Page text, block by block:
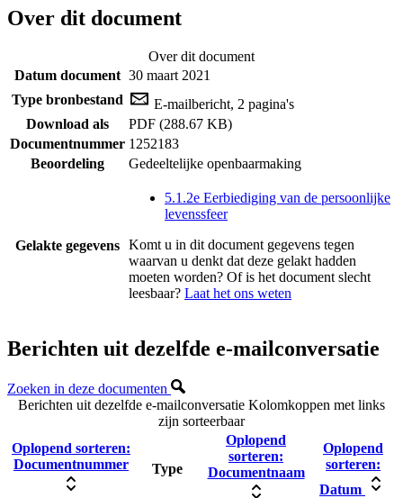
Over dit document
Over dit document
Datum document 30 maart 2021
Type bronbestand
E-mailbericht, 2 pagina's
Download als
PDF (288.67 KB)
Documentnummer 1252183
Beoordeling
Gedeeltelijke openbaarmaking
Gelakte gegevens
5.1.2e Eerbiediging van de persoonlijke
levenssfeer
Komt u in dit document gegevens tegen
waarvan u denkt dat deze gelakt hadden
moeten worden? Of is het document slecht
leesbaar? Laat het ons weten
Berichten uit dezelfde e-mailconversatie
Zoeken in deze documenten
Berichten uit dezelfde e-mailconversatie Kolomkoppen met links
zijn sorteerbaar
Oplopend sorteren:
Documentnummer
Type
Oplopend
sorteren:
Documentnaam
Oplopend
sorteren:
Datum